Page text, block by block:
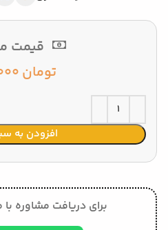
قیمت
تومان
افزودن به
برای دریافت مشاوره با